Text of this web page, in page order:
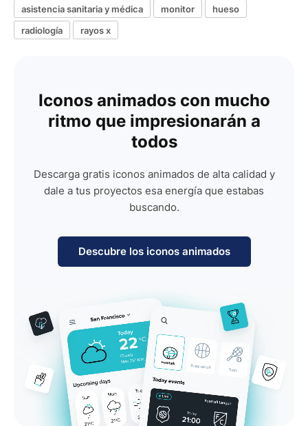
asistencia sanitaria y médica monitor
hueso
radiología
rayos x
Iconos animados con mucho
ritmo que impresionarán a
todos
Descarga gratis iconos animados de alta calidad y
dale a tus proyectos esa energía que estabas
buscando.
Descubre los iconos animados